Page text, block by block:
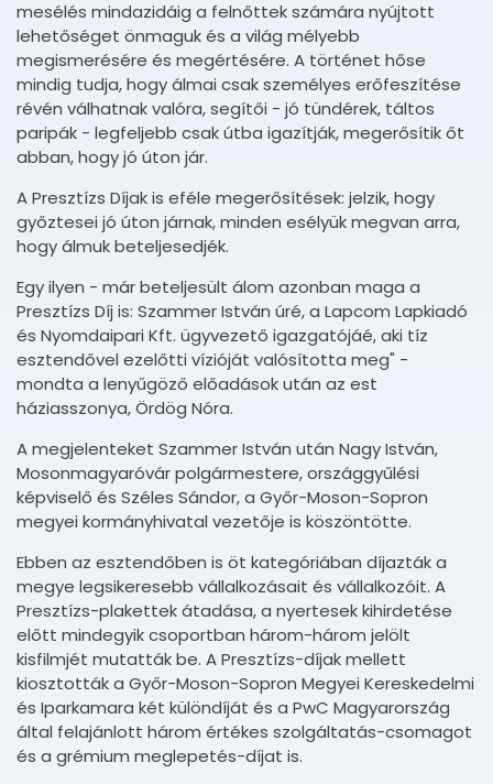
mesélés mindazidáig a felnőttek számára nyújtott
lehetőséget önmaguk és a világ mélyebb
megismerésére és megértésére. A történet hőse
mindig tudja, hogy álmai csak személyes erőfeszítése
révén válhatnak valóra, segítői - jó tündérek, táltos
paripák - legfeljebb csak útba igazítják, megerősítik őt
abban, hogy jó úton jár.
A Presztízs Díjak is eféle megerősítések: jelzik, hogy
győztesei jó úton járnak, minden esélyük megvan arra,
hogy álmuk beteljesedjék.
Egy ilyen - már beteljesült álom azonban maga a
Presztízs Díj is: Szammer István úré, a Lapcom Lapkiadó
és Nyomdaipari Kft. ügyvezető igazgatójáé, aki tíz
esztendővel ezelőtti vízióját valósította meg" -
mondta a lenyűgöző előadások után az est
háziasszonya, Ördög Nóra.
A megjelenteket Szammer István után Nagy István,
Mosonmagyaróvár polgármestere, országgyűlési
képviselő és Széles Sándor, a Győr-Moson-Sopron
megyei kormányhivatal vezetője is köszöntötte.
Ebben az esztendőben is öt kategóriában díjazták a
megye legsikeresebb vállalkozásait és vállalkozóit. A
Presztízs-plakettek átadása, a nyertesek kihirdetése
előtt mindegyik csoportban három-három jelölt
kisfilmjét mutatták be. A Presztízs-díjak mellett
kiosztották a Győr-Moson-Sopron Megyei Kereskedelmi
és Iparkamara két különdíját és a PwC Magyarország
által felajánlott három értékes szolgáltatás-csomagot
és a grémium meglepetés-díjat is.